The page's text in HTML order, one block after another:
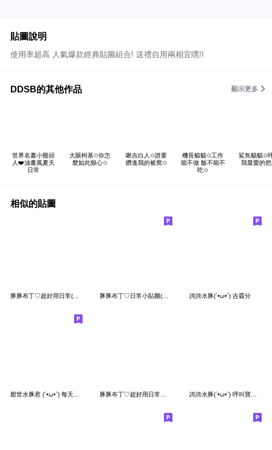
貼圖說明
使用率超高 人氣爆款經典貼圖組合! 送禮自用兩相宜嘿!!
DDSB的其他作品 顯示更多
世界名畫小饅頭
人❤️油畫風夏天
日常
大眼柯基✩你怎
麼如此狠心✩
啾吉白人✩誰要
鑽進我的被窩✩
機長貓貓✩工作
能不做 飯不能不
吃✩
鯊魚貓貓✩
我最愛的
相似的貼圖
豚豚布丁♡超好用日常(Q水豚實用篇2) 豚豚布丁♡日常小貼圖(Q水豚萬用篇) 誇誇水豚(´•ω•`) 吉霸分
誇誇水豚(´•ω•`) 呼叫寶寶寶寶寶寶